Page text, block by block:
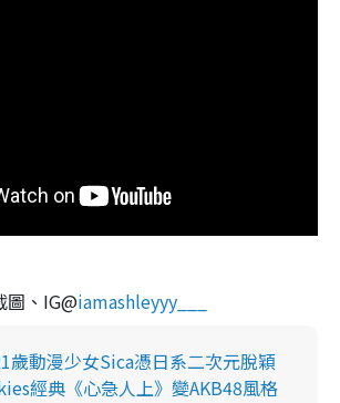
圖、IG@iamashleyyy___
歲動漫少女Sica憑日系二次元脫穎
經典《心急人上》變AKB48風格